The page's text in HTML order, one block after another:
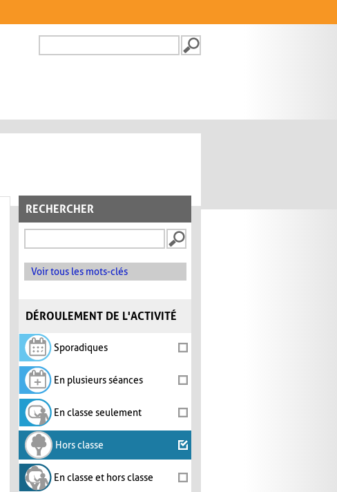
FORMULAIRE DE
RECHERCHER
Voir tous les mots-clés
DÉROULEMENT DE L'ACTIVITÉ
Sporadiques
En plusieurs séances
En classe seulement
Hors classe
En classe et hors classe